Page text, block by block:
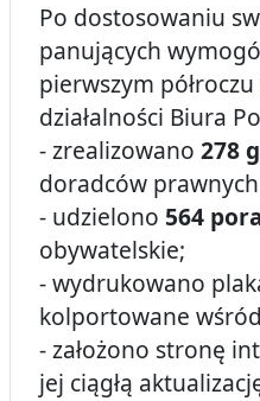
Po dostosowaniu
panujących
pierwszym
działalności Biura
- zrealizowano 278
doradców
- udzielono 564
obywatelskie;
- wydrukowano
kolportowane
- założono stronę
jej ciągłą